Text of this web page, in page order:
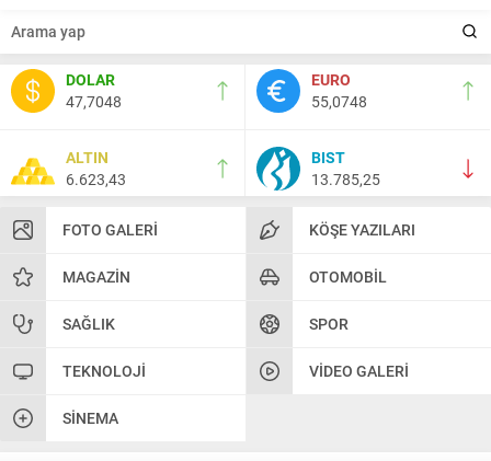
DOLAR
47,7048
EURO
55,0748
ALTIN
6.623,43
BIST
13.785,25
FOTO GALERI KÖŞE YAZILARI
MAGAZIN OTOMOBIL
SAĞLIK SPOR
TEKNOLOJI VIDEO GALERI
SINEMA